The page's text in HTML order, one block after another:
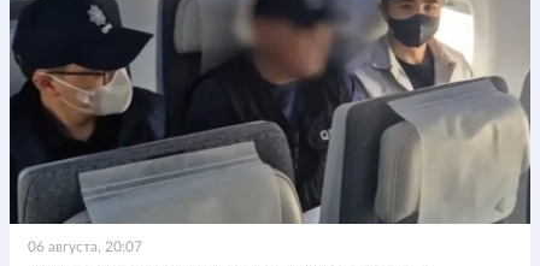
06 августа, 20:07